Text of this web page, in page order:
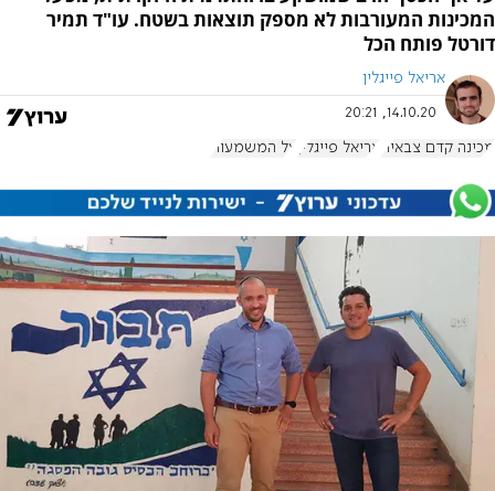
המכינות המעורבות לא מספק תוצאות בשטח. עו"ד תמיר
דורטל פותח הכל
אריאל פייגלין
14.10.20, 20:21
מכינה קדם צבאית אריאל פייגלין על המשמעות